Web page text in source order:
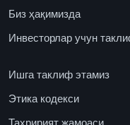
Биз ҳақимизда
Инвесторлар учун
Ишга таклиф этамиз
Этика кодекси
Таҳририят жамоаси